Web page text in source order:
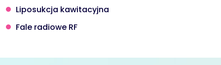
Liposukcja kawitacyjna
Fale radiowe RF